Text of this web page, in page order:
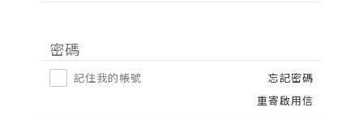
密碼
記住我的帳號
忘記密碼
重寄啟用信